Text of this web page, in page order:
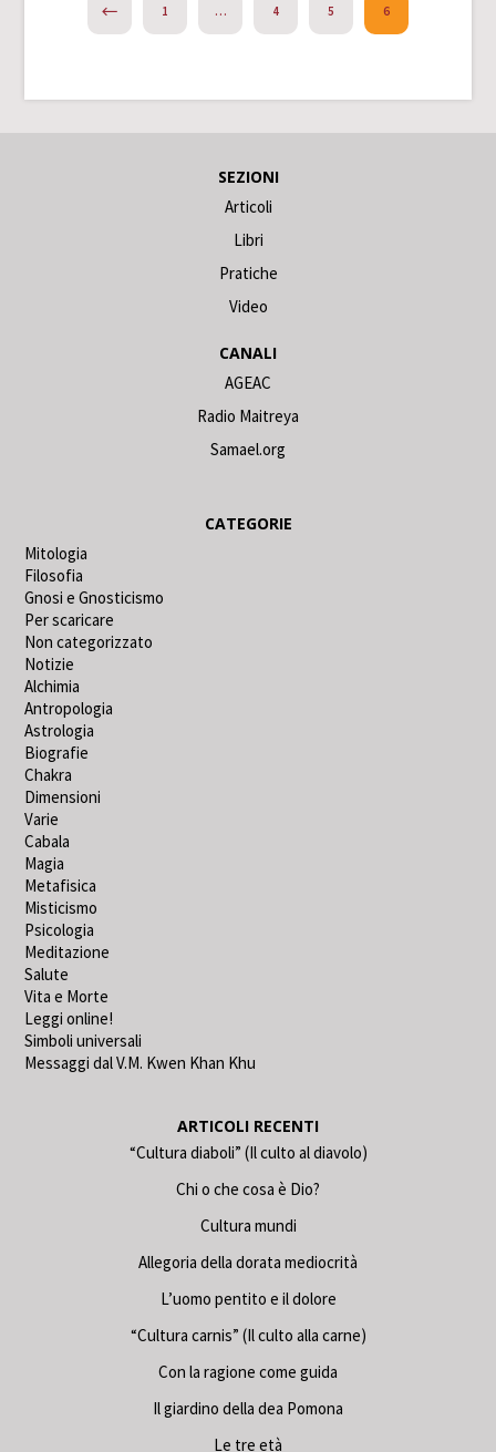
PREVIOUS1 … 4 5 6
SEZIONI
Articoli
Libri
Pratiche
Video
CANALI
AGEAC
Radio Maitreya
Samael.org
CATEGORIE
Mitologia
Filosofia
Gnosi e Gnosticismo
Per scaricare
Non categorizzato
Notizie
Alchimia
Antropologia
Astrologia
Biografie
Chakra
Dimensioni
Varie
Cabala
Magia
Metafisica
Misticismo
Psicologia
Meditazione
Salute
Vita e Morte
Leggi online!
Simboli universali
Messaggi dal V.M. Kwen Khan Khu
ARTICOLI RECENTI
“Cultura diaboli” (Il culto al diavolo)
Chi o che cosa è Dio?
Cultura mundi
Allegoria della dorata mediocrità
L’uomo pentito e il dolore
“Cultura carnis” (Il culto alla carne)
Con la ragione come guida
Il giardino della dea Pomona
Le tre età